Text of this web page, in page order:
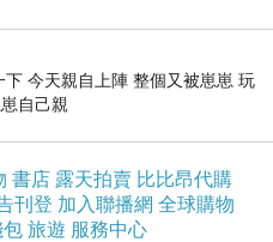
站在鏡框之外，如同
今天親自上陣 整個又被崽崽 玩
自己親
書店 露天拍賣 比比昂代購
刊登 加入聯播網 全球購物
包 旅遊 服務中心